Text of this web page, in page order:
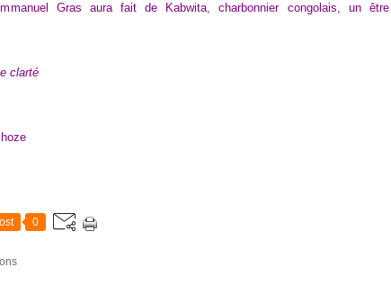
Gras aura fait de Kabwita, charbonnier congolais, un être
clarté
0